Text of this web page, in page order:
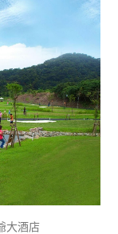
大酒店